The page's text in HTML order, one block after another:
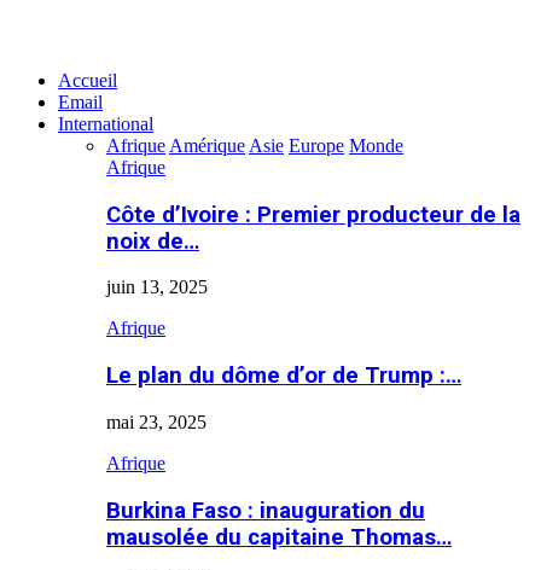
Accueil
Email
International
Afrique Amérique Asie Europe Monde
Afrique
Côte d’Ivoire : Premier producteur de la
noix de…
juin 13, 2025
Afrique
Le plan du dôme d’or de Trump :…
mai 23, 2025
Afrique
Burkina Faso : inauguration du
mausolée du capitaine Thomas…